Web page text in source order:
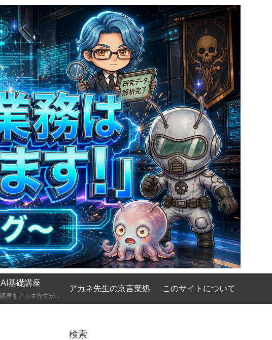
AI基礎講座
AIの基礎講座をアカネ先生が優しく、時には厳しく京都弁で解説してくれるコーナーです。
アカネ先生の京言葉処 このサイトについて
検索